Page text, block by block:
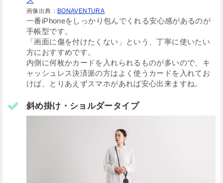
画像出典： BONAVENTURA
一番iPhoneをしっかり包んでくれる安心感があるのが
手帳型です。
「画面に傷を付けたくない」という、丁寧に使いたい
方におすすめです。
内側に何枚かカードを入れられるものが多いので、キ
ャッシュレス決済派の方はよく使うカードを入れてお
けば、とりあえずスマホがあれば安心出来ますね。
斜め掛け・ショルダータイプ